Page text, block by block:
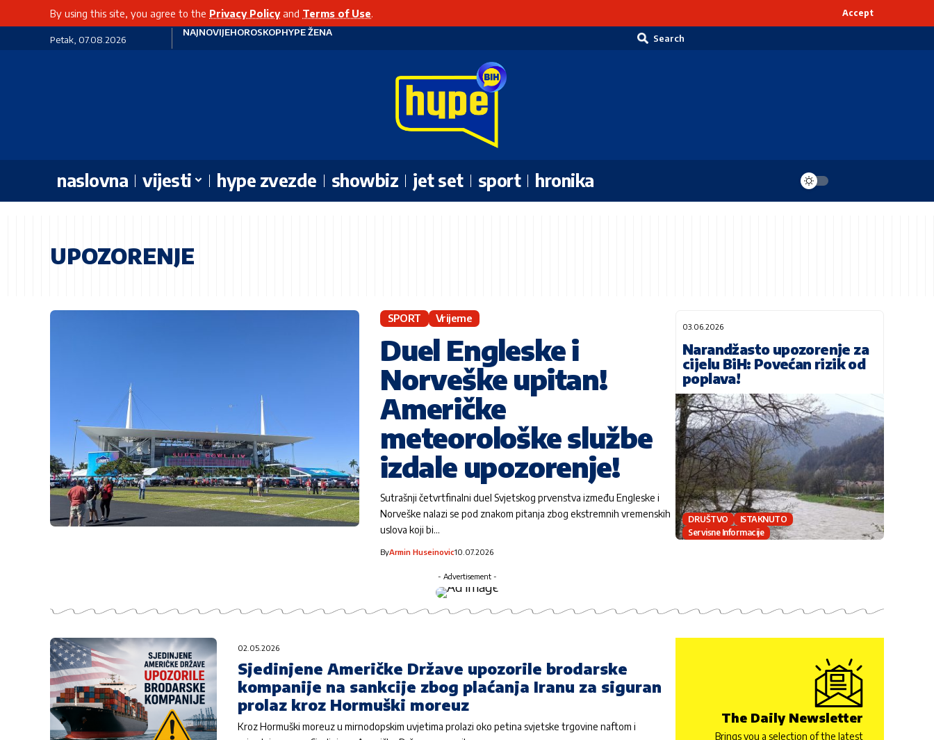
By using this site, you agree to the Privacy Policyand Terms of Use. Accept
Petak, 07.08.2026
NAJNOVIJEHOROSKOPHYPE ŽENA
Search
naslovna vijesti hype zvezde showbiz jet set sport hronika
UPOZORENJE
SPORT Vrijeme
Duel Engleske i
Norveške upitan!
Američke
meteorološke službe
izdale upozorenje!
Sutrašnji četvrtfinalni duel Svjetskog prvenstva između Engleske i
Norveške nalazi se pod znakom pitanja zbog ekstremnih vremenskih
uslova koji bi…
ByArmin Huseinovic10.07.2026
03.06.2026
Narandžasto upozorenje za
cijelu BiH: Povećan rizik od
poplava!
DRUŠTVO
ISTAKNUTO
Servisne Informacije
- Advertisement -
02.05.2026
Sjedinjene Američke Države upozorile brodarske
kompanije na sankcije zbog plaćanja Iranu za siguran
prolaz kroz Hormuški moreuz
Kroz Hormuški moreuz u mirnodopskim uvjetima prolazi oko petina svjetske trgovine naftom i
The Daily Newsletter
Brings you a selection of the latest